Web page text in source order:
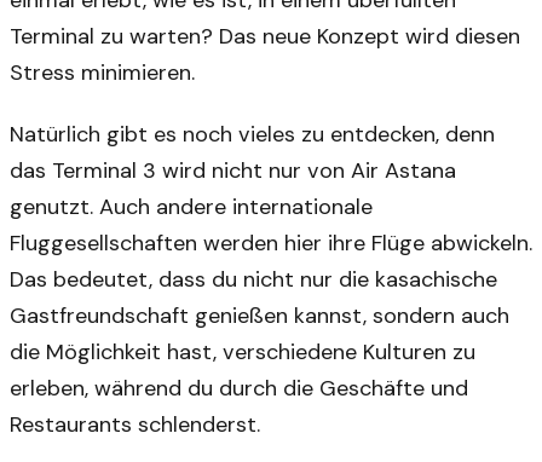
Terminal zu warten? Das neue Konzept wird diesen
Stress minimieren.
Natürlich gibt es noch vieles zu entdecken, denn
das Terminal 3 wird nicht nur von Air Astana
genutzt. Auch andere internationale
Fluggesellschaften werden hier ihre Flüge abwickeln.
Das bedeutet, dass du nicht nur die kasachische
Gastfreundschaft genießen kannst, sondern auch
die Möglichkeit hast, verschiedene Kulturen zu
erleben, während du durch die Geschäfte und
Restaurants schlenderst.